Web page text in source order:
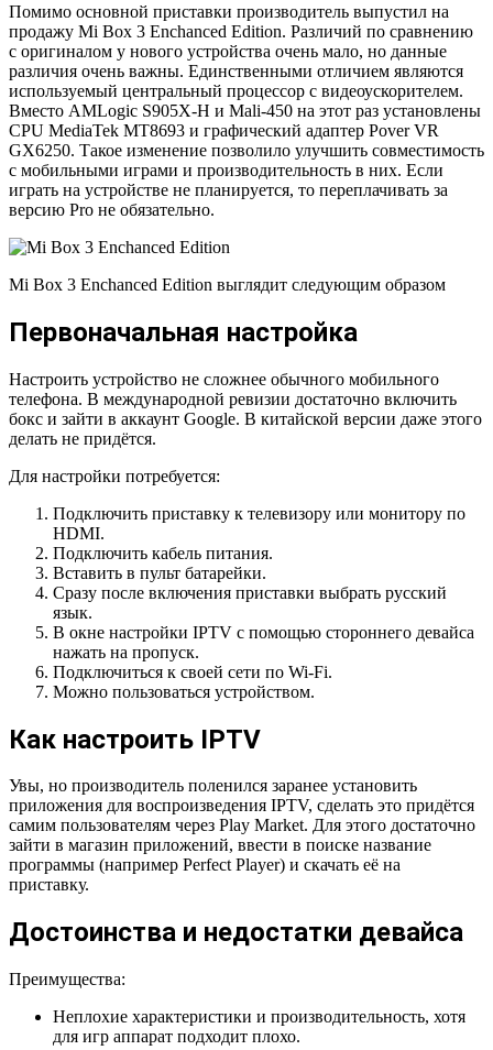
Помимо основной приставки производитель выпустил на
продажу Mi Box 3 Enchanced Edition. Различий по сравнению
с оригиналом у нового устройства очень мало, но данные
различия очень важны. Единственными отличием являются
используемый центральный процессор с видеоускорителем.
Вместо AMLogic S905X-H и Mali-450 на этот раз установлены
CPU MediaTek MT8693 и графический адаптер Pover VR
GX6250. Такое изменение позволило улучшить совместимость
с мобильными играми и производительность в них. Если
играть на устройстве не планируется, то переплачивать за
версию Pro не обязательно.
Mi Box 3 Enchanced Edition выглядит следующим образом
Первоначальная настройка
Настроить устройство не сложнее обычного мобильного
телефона. В международной ревизии достаточно включить
бокс и зайти в аккаунт Google. В китайской версии даже этого
делать не придётся.
Для настройки потребуется:
Подключить приставку к телевизору или монитору по
HDMI.
Подключить кабель питания.
Вставить в пульт батарейки.
Сразу после включения приставки выбрать русский
язык.
В окне настройки IPTV с помощью стороннего девайса
нажать на пропуск.
Подключиться к своей сети по Wi-Fi.
Можно пользоваться устройством.
Как настроить IPTV
Увы, но производитель поленился заранее установить
приложения для воспроизведения IPTV, сделать это придётся
самим пользователям через Play Market. Для этого достаточно
зайти в магазин приложений, ввести в поиске название
программы (например Perfect Player) и скачать её на
приставку.
Достоинства и недостатки девайса
Преимущества:
Неплохие характеристики и производительность, хотя
для игр аппарат подходит плохо.